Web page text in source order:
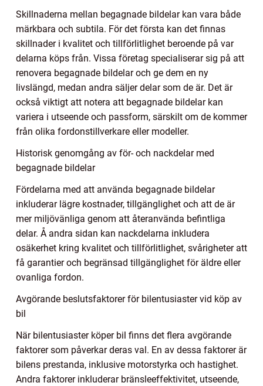
Skillnaderna mellan begagnade bildelar kan vara både
märkbara och subtila. För det första kan det finnas
skillnader i kvalitet och tillförlitlighet beroende på var
delarna köps från. Vissa företag specialiserar sig på att
renovera begagnade bildelar och ge dem en ny
livslängd, medan andra säljer delar som de är. Det är
också viktigt att notera att begagnade bildelar kan
variera i utseende och passform, särskilt om de kommer
från olika fordonstillverkare eller modeller.
Historisk genomgång av för- och nackdelar med
begagnade bildelar
Fördelarna med att använda begagnade bildelar
inkluderar lägre kostnader, tillgänglighet och att de är
mer miljövänliga genom att återanvända befintliga
delar. Å andra sidan kan nackdelarna inkludera
osäkerhet kring kvalitet och tillförlitlighet, svårigheter att
få garantier och begränsad tillgänglighet för äldre eller
ovanliga fordon.
Avgörande beslutsfaktorer för bilentusiaster vid köp av
bil
När bilentusiaster köper bil finns det flera avgörande
faktorer som påverkar deras val. En av dessa faktorer är
bilens prestanda, inklusive motorstyrka och hastighet.
Andra faktorer inkluderar bränsleeffektivitet, utseende,